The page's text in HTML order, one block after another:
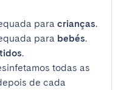
para crianças.
para bebés.
.
todas as
de cada